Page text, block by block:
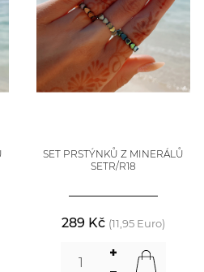
SET PRSTÝNKŮ Z MINERÁLŮ
SETR/R18
289 Kč (11,95 Euro)